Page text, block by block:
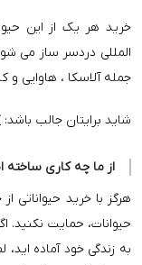
خرید هر یک از این
المللی دردسر ساز می شود.
جمله آلاسکا ، هاوایی و
شاید برایتان جالب باشد:
از ما چه کاری ساخته
هرگز با خرید حیواناتی
حیوانات، حمایت نکنید.
به زندگی خود آماده